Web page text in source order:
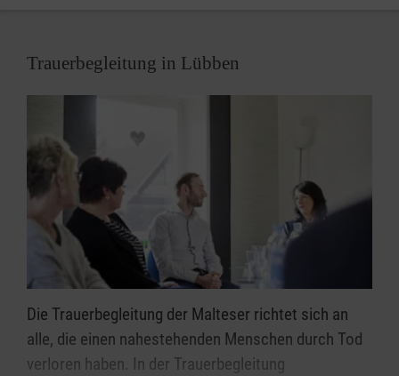
Zögern Sie nicht, uns zu kontaktieren, wenn Sie Lust
Ehrenamt bei den Maltesern in Lübben.
Trauerbegleitung in Lübben
Die Trauerbegleitung der Malteser richtet sich an
alle, die einen nahestehenden Menschen durch Tod
verloren haben. In der Trauerbegleitung